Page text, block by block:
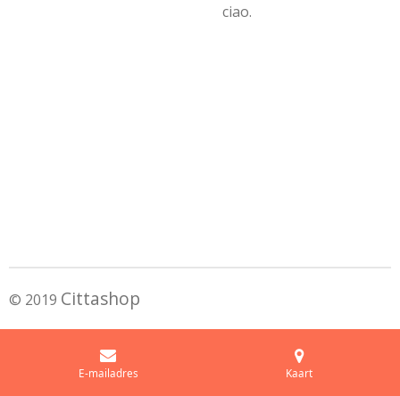
ciao.
© 2019 Cittashop
E-mailadres Kaart